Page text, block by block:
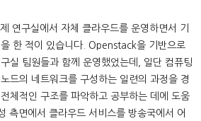
연구실에서 자체 클라우드를 운영하면서 기
한 적이 있습니다. Openstack을 기반으로
실 팀원들과 함께 운영했었는데, 일단 컴퓨팅
드의 네트워크를 구성하는 일련의 과정을 경
체적인 구조를 파악하고 공부하는 데에 도움
측면에서 클라우드 서비스를 방송국에서 어